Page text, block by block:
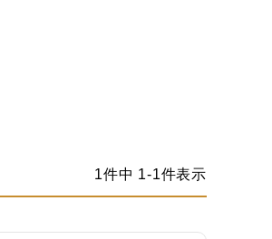
1件中 1-1件表示